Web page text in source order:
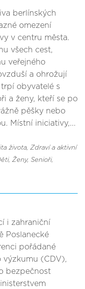
berlínských
omezení
v centru města.
všech cest,
veřejného
a ohrožují
obyvatelé s
a ženy, kteří se po
pěšky nebo
Místní iniciativy,...
života, Zdraví a aktivní
, Ženy, Senioři,
i zahraniční
Poslanecké
pořádané
výzkumu (CDV),
bezpečnost